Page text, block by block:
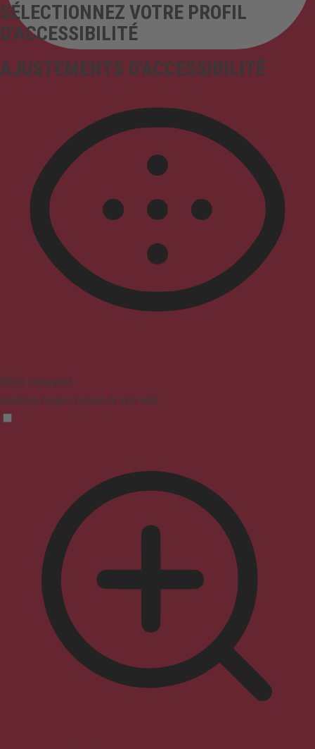
AJUSTEMENTS D'ACCESSIBILITÉ
SÉLECTIONNEZ VOTRE PROFIL
D'ACCESSIBILITÉ
Mode malvoyant
Améliore l'aspect visuel du site web